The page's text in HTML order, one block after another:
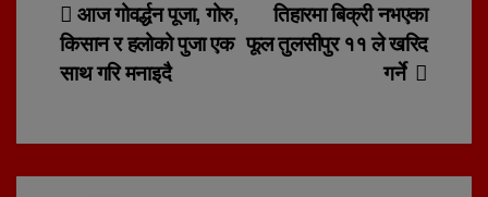
Post
navigation
तिहारमा बिक्री नभएका
फूल तुलसीपुर ११ ले खरिद
गर्ने
आज गोवर्द्धन पूजा, गोरु,
किसान र हलोको पुजा एक
साथ गरि मनाइदै